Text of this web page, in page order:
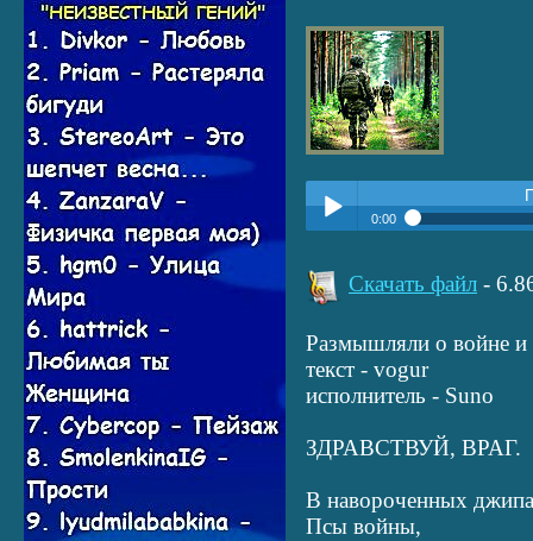
Play /
pause
0:00
Скачать файл -
Размышляли о войне и
текст - vogur
исполнитель - Suno
ЗДРАВСТВУЙ, ВРАГ.
В навороченных
Псы войны,